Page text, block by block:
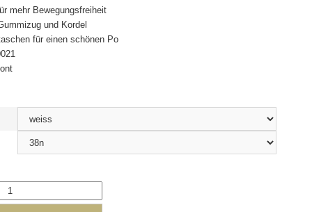
mehr Bewegungsfreiheit
und Kordel
für einen schönen Po